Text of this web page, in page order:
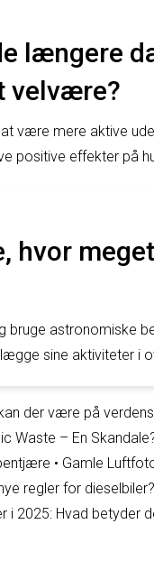
længere
velvære?
være mere aktive
positive effekter på
hvor
astronomiske
sine aktiviteter i
der være på
Waste – En
• Gamle
regler for dieselbiler?
i 2025: Hvad betyder